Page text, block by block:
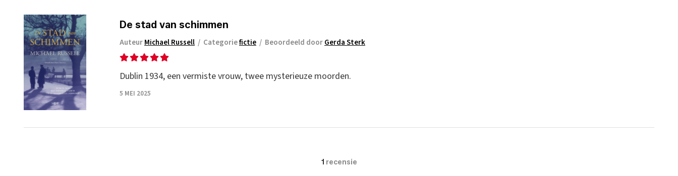
De stad van schimmen
AuteurMichael Russell / Categoriefictie / Beoordeeld doorGerda Sterk
Dublin 1934, een vermiste vrouw, twee mysterieuze moorden.
5 MEI 2025
1 recensie